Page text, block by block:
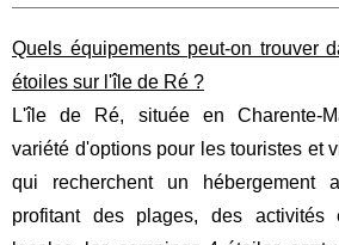
Quels équipements peut-on trouver
étoiles sur l'île de Ré ?
L'île de Ré, située en Charente-
variété d'options pour les touristes et
qui recherchent un hébergement
profitant des plages, des activités